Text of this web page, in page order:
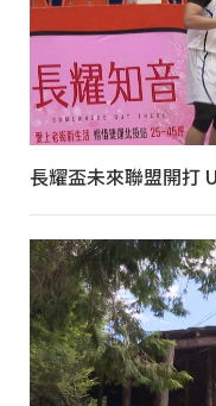
長耀盃未來聯盟開打